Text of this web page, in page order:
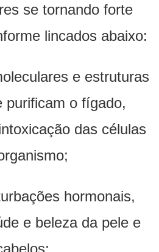
se tornando forte
lincados abaixo:
e estruturas
purificam o fígado,
das células
hormonais,
e beleza da pele e